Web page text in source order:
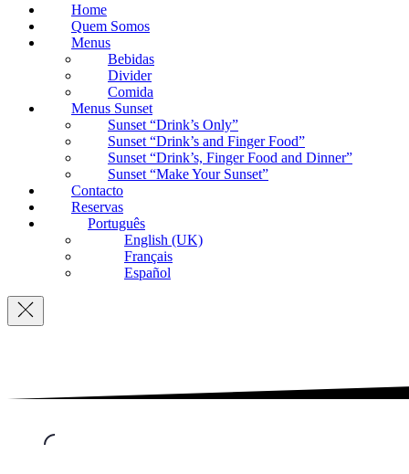
Home
Quem Somos
Menus
Bebidas
Divider
Comida
Menus Sunset
Sunset “Drink’s Only”
Sunset “Drink’s and Finger Food”
Sunset “Drink’s, Finger Food and Dinner”
Sunset “Make Your Sunset”
Contacto
Reservas
Português
English (UK)
Français
Español
Navigation